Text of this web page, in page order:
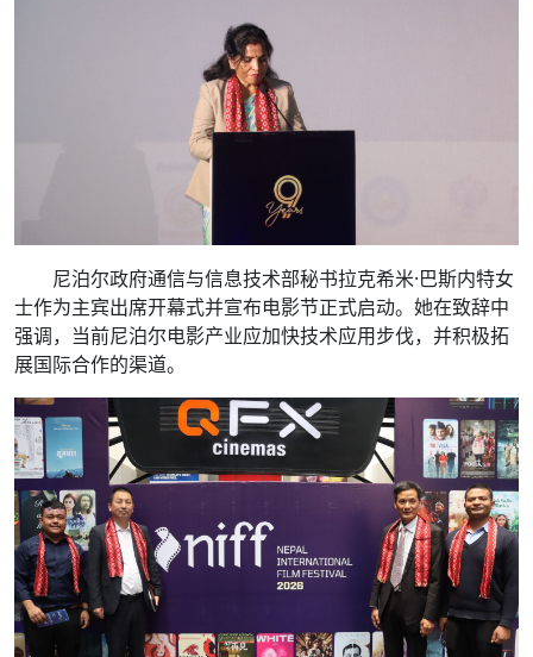
尼泊尔政府通信与信息技术部秘书拉克希米·巴斯内特女
士作为主宾出席开幕式并宣布电影节正式启动。她在致辞中
强调，当前尼泊尔电影产业应加快技术应用步伐，并积极拓
展国际合作的渠道。